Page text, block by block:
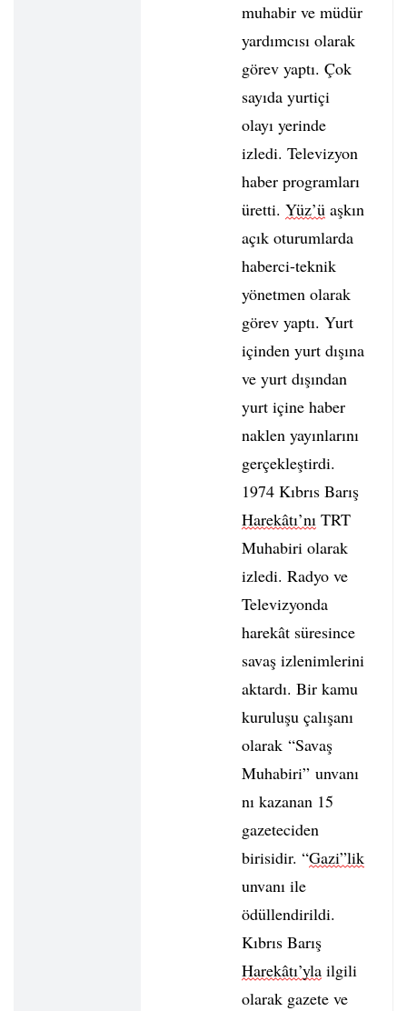
muhabir ve müdür
yardımcısı olarak
görev yaptı. Çok
sayıda yurtiçi
olayı yerinde
izledi. Televizyon
haber programları
üretti. Yüz’ü aşkın
açık oturumlarda
haberci-teknik
yönetmen olarak
görev yaptı. Yurt
içinden yurt dışına
ve yurt dışından
yurt içine haber
naklen yayınlarını
gerçekleştirdi.
1974 Kıbrıs Barış
Harekâtı’nı TRT
Muhabiri olarak
izledi. Radyo ve
Televizyonda
harekât süresince
savaş izlenimlerini
aktardı. Bir kamu
kuruluşu çalışanı
olarak “Savaş
Muhabiri” unvanı
nı kazanan 15
gazeteciden
birisidir. “Gazi”lik
unvanı ile
ödüllendirildi.
Kıbrıs Barış
Harekâtı’yla ilgili
olarak gazete ve